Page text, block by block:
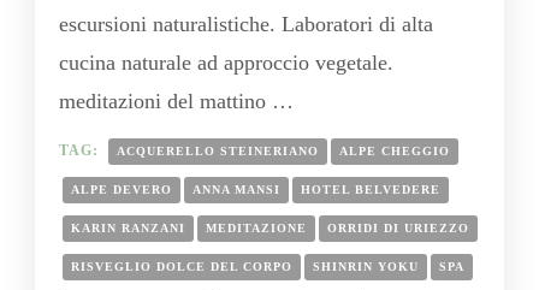
escursioni naturalistiche. Laboratori di alta
cucina naturale ad approccio vegetale.
meditazioni del mattino …
TAG: ACQUERELLO STEINERIANO ALPE CHEGGIO
ALPE DEVERO ANNA MANSI HOTEL BELVEDERE
KARIN RANZANI MEDITAZIONE ORRIDI DI URIEZZO
RISVEGLIO DOLCE DEL CORPO SHINRIN YOKU SPA